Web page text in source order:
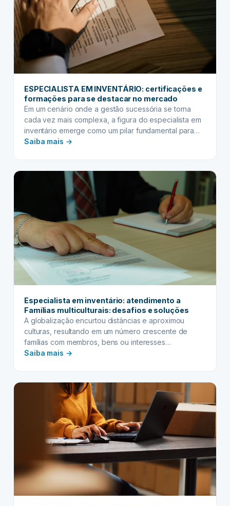
ESPECIALISTA EM INVENTÁRIO: certificações e
formações para se destacar no mercado
Em um cenário onde a gestão sucessória se torna
cada vez mais complexa, a figura do especialista em
inventário emerge como um pilar fundamental para
garantir a tranquilidade e a segurança das famílias.
compreensão empática das necessidades dos
herdeiros e…
Saiba mais →:
INVENTÁRIO:
certificações
e
formações
para
se
destacar
no
mercado
Especialista em inventário: atendimento a
Famílias multiculturais: desafios e soluções
A globalização encurtou distâncias e aproximou
culturas, resultando em um número crescente de
famílias com membros, bens ou interesses
espalhados por diferentes países. Nesse cenário
crucial. Lidar com o processo sucessório de famílias
multiculturais e com patrimônio transnacional
apresenta um conjunto único…
Saiba mais →:
inventário:
atendimento
a
Famílias
multiculturais:
desafios
e
soluções